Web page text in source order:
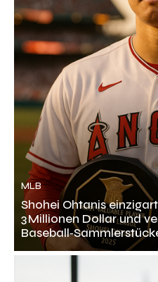
MLB
Shohei Ohtanis
3 Millionen Dollar und